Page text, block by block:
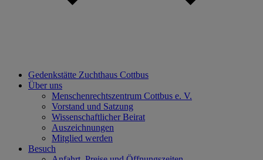
Gedenkstätte Zuchthaus Cottbus
Über uns
Menschenrechtszentrum Cottbus e. V.
Vorstand und Satzung
Wissenschaftlicher Beirat
Auszeichnungen
Mitglied werden
Besuch